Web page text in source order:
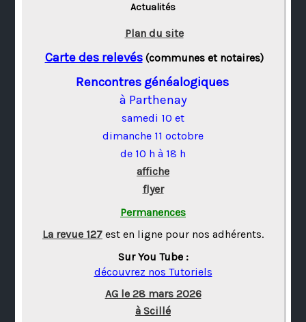
Actualités
Plan du site
Carte des relevés(communes et notaires)
Rencontres généalogiques
à Parthenay
samedi 10 et
dimanche 11 octobre
de 10 h à 18 h
affiche
flyer
Permanences
La revue 127 est en ligne pour nos adhérents.
Sur You Tube :
découvrez nos Tutoriels
AG le 28 mars 2026
à Scillé